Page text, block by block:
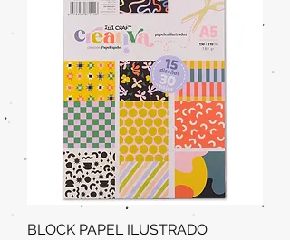
BLOCK PAPEL ILUSTRADO